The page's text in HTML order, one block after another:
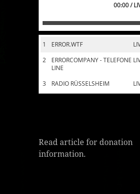
00:00 /
1
ERROR.WTF
2
ERRORCOMPANY - TELEFONE
LINE
3
RADIO RÜSSELSHEIM
Read article for donation
information.